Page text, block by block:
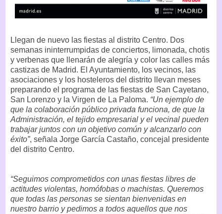
Llegan de nuevo las fiestas al distrito Centro. Dos
semanas ininterrumpidas de conciertos, limonada, chotis
y verbenas que llenarán de alegría y color las calles más
castizas de Madrid. El Ayuntamiento, los vecinos, las
asociaciones y los hosteleros del distrito llevan meses
preparando el programa de las fiestas de San Cayetano,
San Lorenzo y la Virgen de La Paloma. “Un ejemplo de
que la colaboración público privada funciona, de que la
Administración, el tejido empresarial y el vecinal pueden
trabajar juntos con un objetivo común y alcanzarlo con
éxito”, señala Jorge García Castaño, concejal presidente
del distrito Centro.
“Seguimos comprometidos con unas fiestas libres de
actitudes violentas, homófobas o machistas. Queremos
que todas las personas se sientan bienvenidas en
nuestro barrio y pedimos a todos aquellos que nos